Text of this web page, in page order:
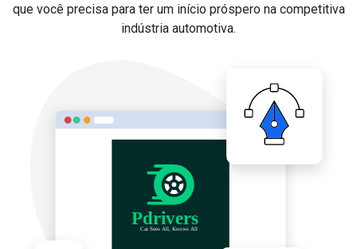
que você precisa para ter um início próspero na competitiva
indústria automotiva.